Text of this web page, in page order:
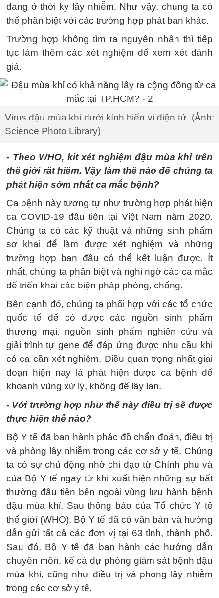
đang ở thời kỳ lây nhiễm. Như vậy, chúng ta có
thể phân biệt với các trường hợp phát ban khác.
Trường hợp không tìm ra nguyên nhân thì tiếp
tục làm thêm các xét nghiệm để xem xét đánh
giá.
Virus đậu mùa khỉ dưới kính hiển vi điện tử. (Ảnh:
Science Photo Library)
- Theo WHO, kit xét nghiệm đậu mùa khỉ trên
thế giới rất hiếm. Vậy làm thế nào để chúng ta
phát hiện sớm nhất ca mắc bệnh?
Ca bệnh này tương tự như trường hợp phát hiện
ca COVID-19 đầu tiên tại Việt Nam năm 2020.
Chúng ta có các kỹ thuật và những sinh phẩm
sơ khai để làm được xét nghiệm và những
trường hợp ban đầu có thể kết luận được. Ít
nhất, chúng ta phân biệt và nghi ngờ các ca mắc
để triển khai các biện pháp phòng, chống.
Bên cạnh đó, chúng ta phối hợp với các tổ chức
quốc tế để có được các nguồn sinh phẩm
thương mại, nguồn sinh phẩm nghiên cứu và
giải trình tự gene để đáp ứng được nhu cầu khi
có ca cần xét nghiệm. Điều quan trọng nhất giai
đoạn hiện nay là phát hiện được ca bệnh để
khoanh vùng xử lý, không để lây lan.
- Với trường hợp như thế này điều trị sẽ được
thực hiện thế nào?
Bộ Y tế đã ban hành phác đồ chẩn đoán, điều trị
và phòng lây nhiễm trong các cơ sở y tế. Chúng
ta có sự chủ động nhờ chỉ đạo từ Chính phủ và
của Bộ Y tế ngay từ khi xuất hiện những sự bất
thường đầu tiên bên ngoài vùng lưu hành bệnh
đậu mùa khỉ. Sau thông báo của Tổ chức Y tế
thế giới (WHO), Bộ Y tế đã có văn bản và hướng
dẫn gửi tất cả các đơn vị tại 63 tỉnh, thành phố.
Sau đó, Bộ Y tế đã ban hành các hướng dẫn
chuyên môn, kể cả dự phòng giám sát bệnh đậu
mùa khỉ, cũng như điều trị và phòng lây nhiễm
trong các cơ sở y tế.